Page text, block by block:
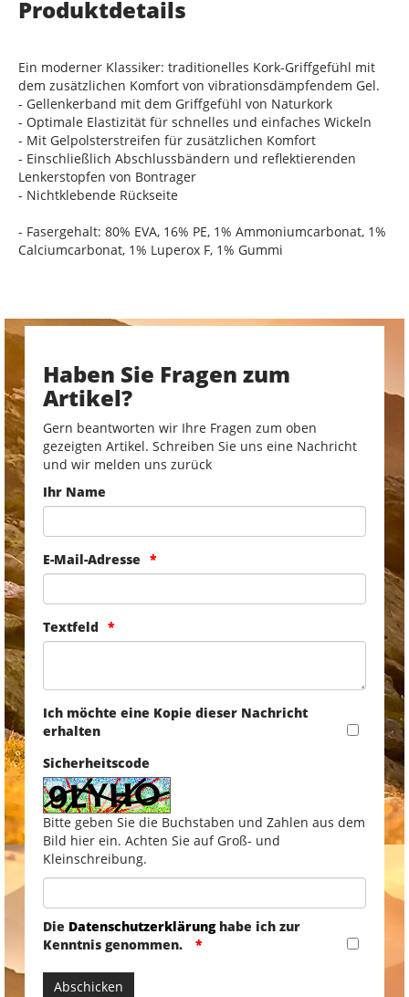
Produktdetails
Ein moderner Klassiker: traditionelles Kork-Griffgefühl mit
dem zusätzlichen Komfort von vibrationsdämpfendem Gel.
- Gellenkerband mit dem Griffgefühl von Naturkork
- Optimale Elastizität für schnelles und einfaches Wickeln
- Mit Gelpolsterstreifen für zusätzlichen Komfort
- Einschließlich Abschlussbändern und reflektierenden
Lenkerstopfen von Bontrager
- Nichtklebende Rückseite
- Fasergehalt: 80% EVA, 16% PE, 1% Ammoniumcarbonat, 1%
Calciumcarbonat, 1% Luperox F, 1% Gummi
Haben Sie Fragen zum
Artikel?
Gern beantworten wir Ihre Fragen zum oben
gezeigten Artikel. Schreiben Sie uns eine Nachricht
und wir melden uns zurück
Ihr Name
E-Mail-Adresse
Textfeld
Ich möchte eine Kopie dieser Nachricht
erhalten
Sicherheitscode
Bitte geben Sie die Buchstaben und Zahlen aus dem
Bild hier ein. Achten Sie auf Groß- und
Kleinschreibung.
Die Datenschutzerklärunghabe ich zur
Kenntnis genommen.
Abschicken